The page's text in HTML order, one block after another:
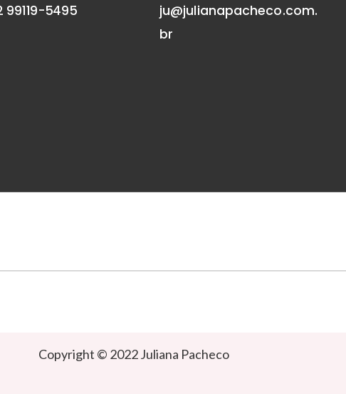
99119-5495
ju@julianapacheco.com.
br
Copyright © 2022 Juliana Pacheco